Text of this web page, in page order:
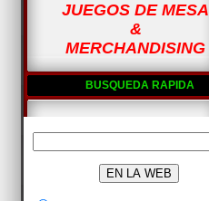
JUEGOS DE MESA
&
MERCHANDISING
BUSQUEDA RAPIDA